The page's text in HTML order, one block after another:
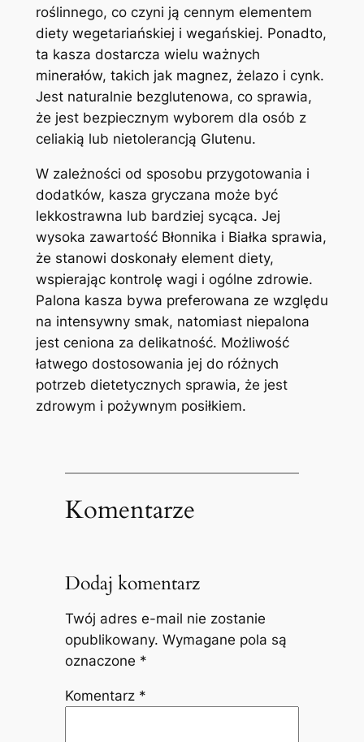
roślinnego, co czyni ją cennym elementem
diety wegetariańskiej i wegańskiej. Ponadto,
ta kasza dostarcza wielu ważnych
minerałów, takich jak magnez, żelazo i cynk.
Jest naturalnie bezglutenowa, co sprawia,
że jest bezpiecznym wyborem dla osób z
celiakią lub nietolerancją Glutenu.
W zależności od sposobu przygotowania i
dodatków, kasza gryczana może być
lekkostrawna lub bardziej sycąca. Jej
wysoka zawartość Błonnika i Białka sprawia,
że stanowi doskonały element diety,
wspierając kontrolę wagi i ogólne zdrowie.
Palona kasza bywa preferowana ze względu
na intensywny smak, natomiast niepalona
jest ceniona za delikatność. Możliwość
łatwego dostosowania jej do różnych
potrzeb dietetycznych sprawia, że jest
zdrowym i pożywnym posiłkiem.
Komentarze
Dodaj komentarz
Twój adres e-mail nie zostanie
opublikowany. Wymagane pola są
oznaczone *
Komentarz *